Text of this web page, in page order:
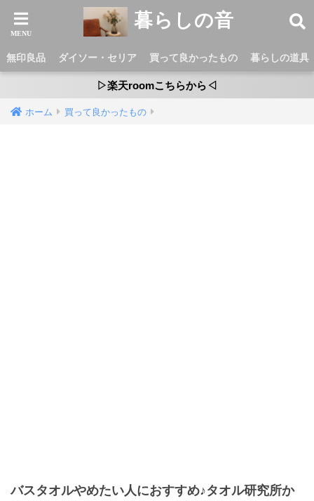
暮らしの音
無印良品 ダイソー・セリア 買って良かったもの 暮らしの道具
▷楽天roomこちらから◁
ホーム 買って良かったもの
バスタオルやめたい人におすすめ♪タオル研究所か